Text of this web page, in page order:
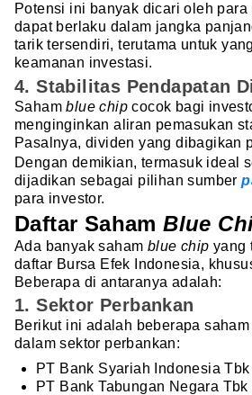
Potensi ini banyak dicari oleh para
dapat berlaku dalam jangka
tarik tersendiri, terutama untuk
keamanan investasi.
4. Stabilitas Pendapatan
Sahamblue chip cocok bagi
menginginkan aliran pemasukan
Pasalnya, dividen yang dibagikan
Dengan demikian, termasuk ideal
dijadikan sebagai pilihan sumber
para investor.
Daftar SahamBlue
Ada banyak saham blue chip yang
daftar Bursa Efek Indonesia,
Beberapa di antaranya adalah:
1. Sektor Perbankan
Berikut ini adalah beberapa saham
dalam sektor perbankan:
PT Bank Syariah Indonesia
PT Bank Tabungan Negara